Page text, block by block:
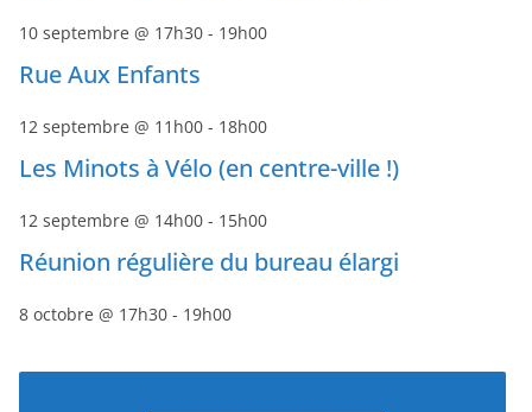
10 septembre @ 17h30 - 19h00
Rue Aux Enfants
12 septembre @ 11h00 - 18h00
Les Minots à Vélo (en centre-ville !)
12 septembre @ 14h00 - 15h00
Réunion régulière du bureau élargi
8 octobre @ 17h30 - 19h00